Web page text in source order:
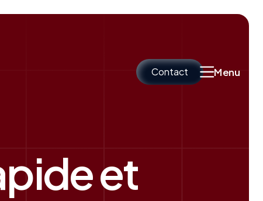
Contact Menu
et